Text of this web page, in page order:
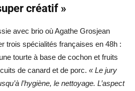
créatif »
avec brio où Agathe Grosjean
trois spécialités françaises en 48h :
tourte à base de cochon et fruits
de canard et de porc. « Le jury
l’hygiène, le nettoyage. L’aspect